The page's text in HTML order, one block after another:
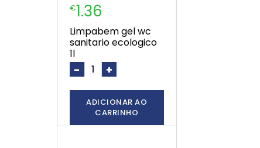
€1.36
limpabem gel wc
sanitario ecologico
1l
- +
ADICIONAR AO
CARRINHO